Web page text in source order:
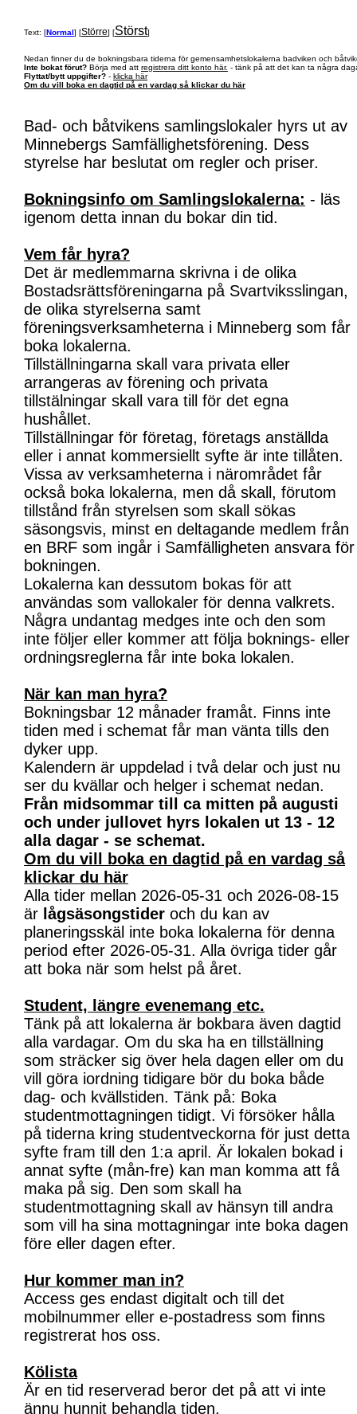
Text: [Normal] [Större] [Störst]
Nedan finner du de bokningsbara tiderna för gemensamhetslokalerna badviken och
Inte bokat förut? Börja med att registrera ditt konto här. - tänk på att det kan ta några
Flyttat/bytt uppgifter? - klicka här
Om du vill boka en dagtid på en vardag så klickar du här
Bad- och båtvikens samlingslokaler hyrs ut av
Minnebergs Samfällighetsförening. Dess
styrelse har beslutat om regler och priser.
Bokningsinfo om Samlingslokalerna: - läs
igenom detta innan du bokar din tid.
Vem får hyra?
Det är medlemmarna skrivna i de olika
Bostadsrättsföreningarna på Svartviksslingan,
de olika styrelserna samt
föreningsverksamheterna i Minneberg som får
boka lokalerna.
Tillställningarna skall vara privata eller
arrangeras av förening och privata
tillstälningar skall vara till för det egna
hushållet.
Tillställningar för företag, företags anställda
eller i annat kommersiellt syfte är inte tillåten.
Vissa av verksamheterna i närområdet får
också boka lokalerna, men då skall, förutom
tillstånd från styrelsen som skall sökas
säsongsvis, minst en deltagande medlem från
en BRF som ingår i Samfälligheten ansvara för
bokningen.
Lokalerna kan dessutom bokas för att
användas som vallokaler för denna valkrets.
Några undantag medges inte och den som
inte följer eller kommer att följa boknings- eller
ordningsreglerna får inte boka lokalen.
När kan man hyra?
Bokningsbar 12 månader framåt. Finns inte
tiden med i schemat får man vänta tills den
dyker upp.
Kalendern är uppdelad i två delar och just nu
ser du kvällar och helger i schemat nedan.
Från midsommar till ca mitten på augusti
och under jullovet hyrs lokalen ut 13 - 12
alla dagar - se schemat.
Om du vill boka en dagtid på en vardag så
klickar du här
Alla tider mellan 2026-05-31 och 2026-08-15
är lågsäsongstider och du kan av
planeringsskäl inte boka lokalerna för denna
period efter 2026-05-31. Alla övriga tider går
att boka när som helst på året.
Student, längre evenemang etc.
Tänk på att lokalerna är bokbara även dagtid
alla vardagar. Om du ska ha en tillställning
som sträcker sig över hela dagen eller om du
vill göra iordning tidigare bör du boka både
dag- och kvällstiden. Tänk på: Boka
studentmottagningen tidigt. Vi försöker hålla
på tiderna kring studentveckorna för just detta
syfte fram till den 1:a april. Är lokalen bokad i
annat syfte (mån-fre) kan man komma att få
maka på sig. Den som skall ha
studentmottagning skall av hänsyn till andra
som vill ha sina mottagningar inte boka dagen
före eller dagen efter.
Hur kommer man in?
Access ges endast digitalt och till det
mobilnummer eller e-postadress som finns
registrerat hos oss.
Kölista
Är en tid reserverad beror det på att vi inte
ännu hunnit behandla tiden.